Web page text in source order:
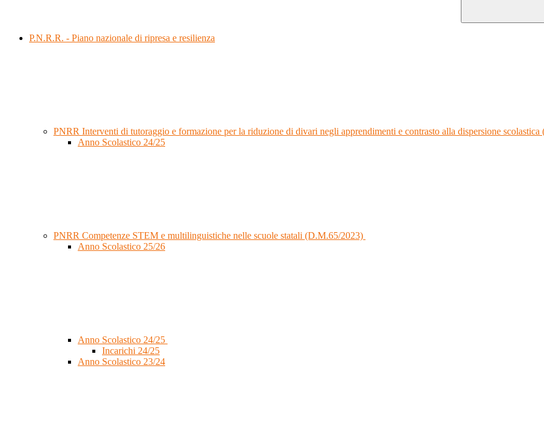
P.N.R.R. - Piano nazionale di ripresa e resilienza
PNRR Interventi di tutoraggio e formazione per la riduzione di divari negli apprendimenti e contrasto alla dispersione
Anno Scolastico 24/25
PNRR Competenze STEM e multilinguistiche nelle scuole statali (D.M.65/2023)
Anno Scolastico 25/26
Anno Scolastico 24/25
Incarichi 24/25
Anno Scolastico 23/24